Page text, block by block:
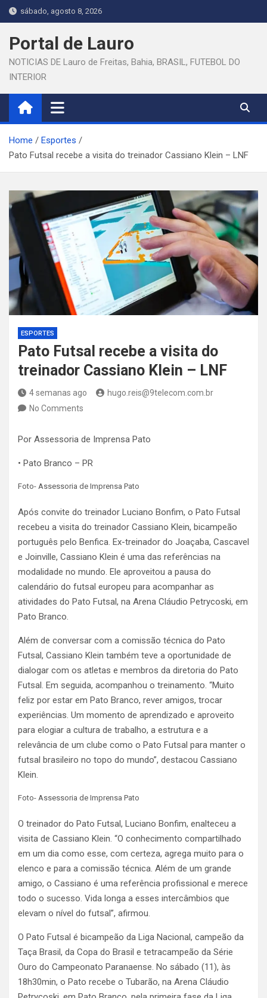
Skip
to
content
sábado, agosto 8, 2026
Portal de Lauro
NOTICIAS DE Lauro de Freitas, Bahia, BRASIL, FUTEBOL DO
INTERIOR
Home
Esportes
Pato Futsal recebe a visita do treinador Cassiano Klein – LNF
ESPORTES
Pato Futsal recebe a visita do
treinador Cassiano Klein – LNF
4 semanas ago
hugo.reis@9telecom.com.br
No Comments
Por Assessoria de Imprensa Pato
• Pato Branco – PR
Foto- Assessoria de Imprensa Pato
Após convite do treinador Luciano Bonfim, o Pato Futsal
recebeu a visita do treinador Cassiano Klein, bicampeão
português pelo Benfica. Ex-treinador do Joaçaba, Cascavel
e Joinville, Cassiano Klein é uma das referências na
modalidade no mundo. Ele aproveitou a pausa do
calendário do futsal europeu para acompanhar as
atividades do Pato Futsal, na Arena Cláudio Petrycoski, em
Pato Branco.
Além de conversar com a comissão técnica do Pato
Futsal, Cassiano Klein também teve a oportunidade de
dialogar com os atletas e membros da diretoria do Pato
Futsal. Em seguida, acompanhou o treinamento. “Muito
feliz por estar em Pato Branco, rever amigos, trocar
experiências. Um momento de aprendizado e aproveito
para elogiar a cultura de trabalho, a estrutura e a
relevância de um clube como o Pato Futsal para manter o
futsal brasileiro no topo do mundo”, destacou Cassiano
Klein.
Foto- Assessoria de Imprensa Pato
O treinador do Pato Futsal, Luciano Bonfim, enalteceu a
visita de Cassiano Klein. “O conhecimento compartilhado
em um dia como esse, com certeza, agrega muito para o
elenco e para a comissão técnica. Além de um grande
amigo, o Cassiano é uma referência profissional e merece
todo o sucesso. Vida longa a esses intercâmbios que
elevam o nível do futsal”, afirmou.
O Pato Futsal é bicampeão da Liga Nacional, campeão da
Taça Brasil, da Copa do Brasil e tetracampeão da Série
Ouro do Campeonato Paranaense. No sábado (11), às
18h30min, o Pato recebe o Tubarão, na Arena Cláudio